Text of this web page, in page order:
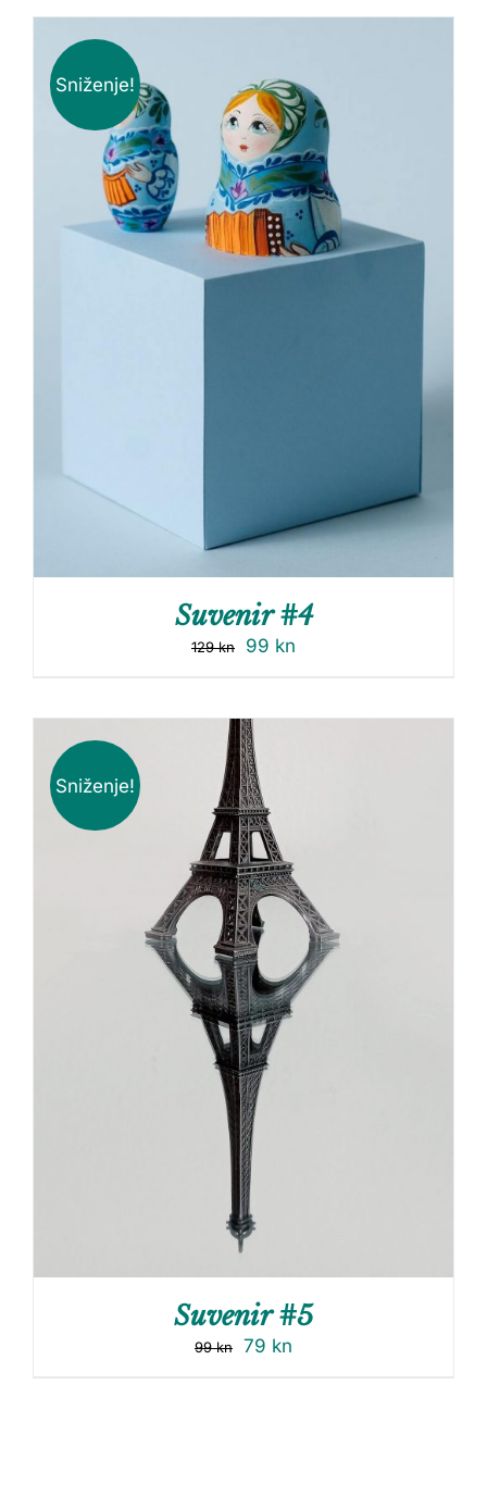
Sniženje!
Suvenir #4
129kn 99 kn
Sniženje!
Suvenir #5
99kn 79 kn